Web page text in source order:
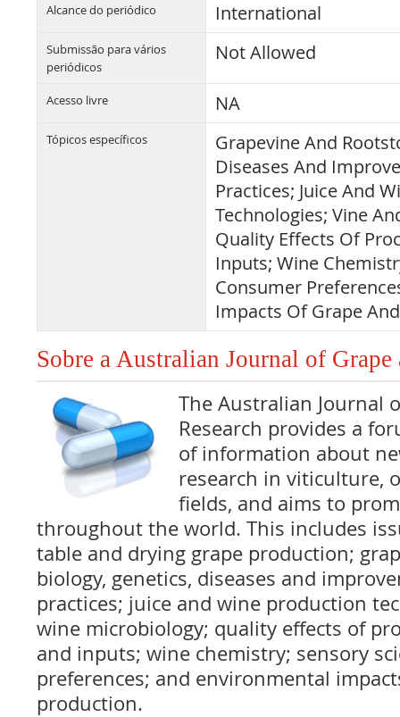
Alcance do periódico International
Submissão para vários
periódicos
Not Allowed
Acesso livre NA
Tópicos específicos
Grapevine And
Diseases And
Practices; Juice And
Technologies; Vine
Quality Effects Of
Inputs; Wine
Consumer
Impacts Of Grape
Sobre a Australian Journal of Grape
The Australian Journal
Research provides a
of information about
research in viticulture,
fields, and aims to
throughout the world. This includes
table and drying grape production;
biology, genetics, diseases and
practices; juice and wine production
wine microbiology; quality effects of
and inputs; wine chemistry; sensory
preferences; and environmental
production.